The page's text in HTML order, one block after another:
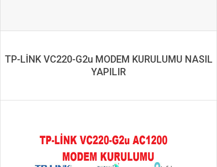
TP-LİNK VC220-G2u MODEM KURULUMU NASIL
YAPILIR